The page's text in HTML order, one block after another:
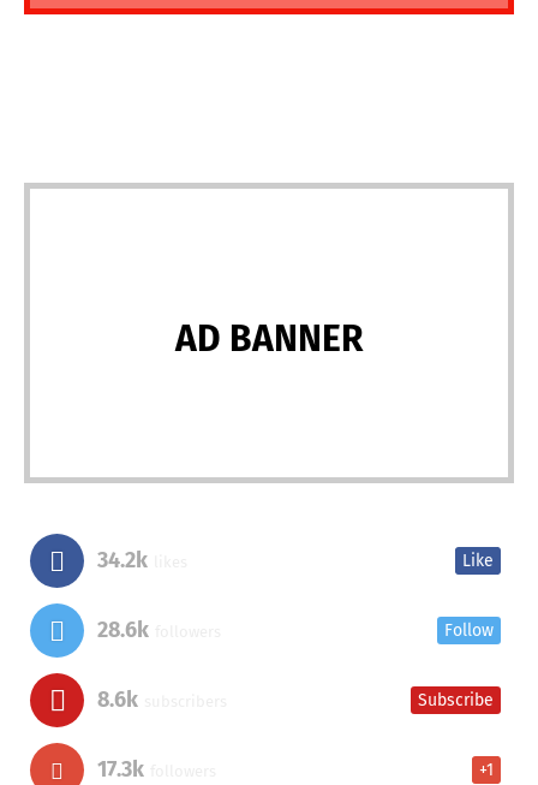
AD BANNER
34.2k Like
28.6k Follow
8.6k Subscribe
17.3k +1